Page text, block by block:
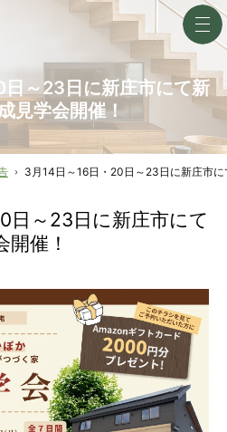
～23日に新庄市にて新
見学会開催！
3月14日～16日・20日～23日に新庄市
日～23日に新庄市にて
催！